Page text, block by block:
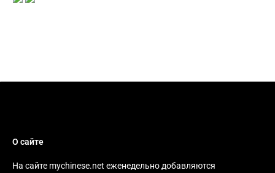
О сайте
На сайте mychinese.net еженедельно добавляются